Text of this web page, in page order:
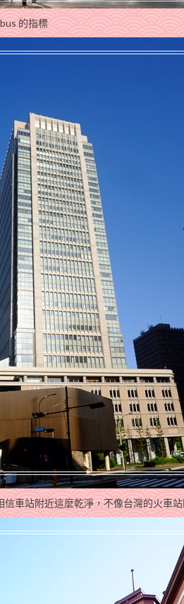
的指標
信車站附近這麼乾淨，不像台灣的火車